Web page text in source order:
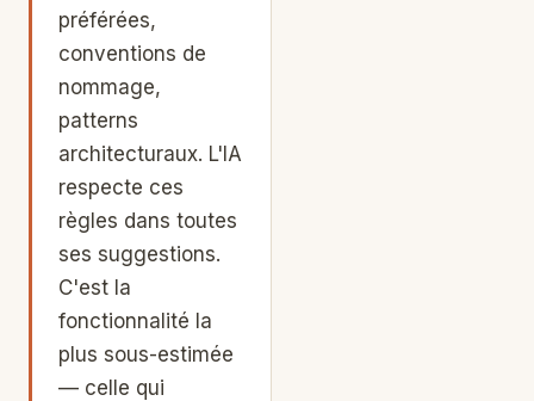
préférées,
conventions de
nommage,
patterns
architecturaux. L'IA
respecte ces
règles dans toutes
ses suggestions.
C'est la
fonctionnalité la
plus sous-estimée
— celle qui